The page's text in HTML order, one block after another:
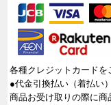
各種クレジットカードを
●代金引換払い（着払い）
商品お受け取りの際に